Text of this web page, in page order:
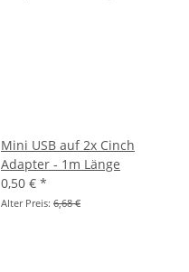
Mini USB auf 2x Cinch
Adapter - 1m Länge
0,50 € *
Alter Preis: 6,68 €